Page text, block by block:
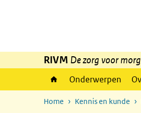
RIVM De zorg voor
Onderwerpen
Home Kennis en kunde